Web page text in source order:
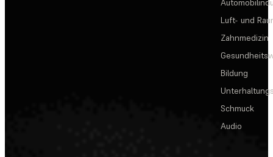
Luft- und
Zahnmedizin
Bildung
Schmuck
Audio